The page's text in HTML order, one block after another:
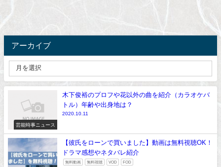
アーカイブ
芸能時事ニュース
木下俊裕のプロフや花以外の曲を紹介（カラオケバ
トル）年齢や出身地は？
2020.10.11
【彼氏をローンで買いました】動画は無料視聴OK！
ドラマ感想やネタバレ紹介
無料動画 無料視聴 VOD FOD